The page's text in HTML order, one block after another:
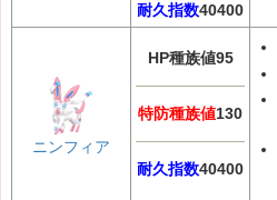
耐久指数40400
ニンフィア
HP種族値95
特防種族値130
耐久指数40400